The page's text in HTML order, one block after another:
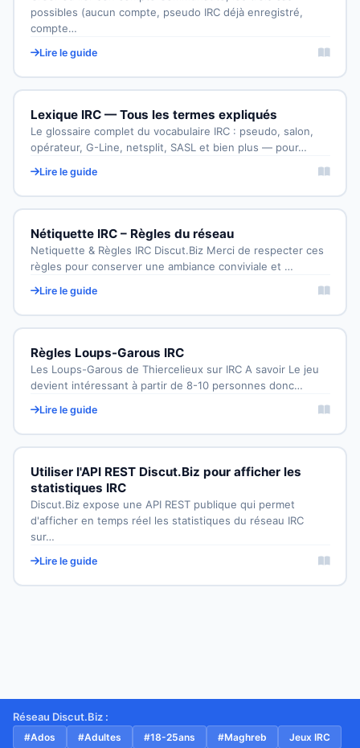
possibles (aucun compte, pseudo IRC déjà enregistré,
compte…
Lire le guide
Lexique IRC — Tous les termes expliqués
Le glossaire complet du vocabulaire IRC : pseudo, salon,
opérateur, G-Line, netsplit, SASL et bien plus — pour…
Lire le guide
Nétiquette IRC – Règles du réseau
Netiquette & Règles IRC Discut.Biz Merci de respecter ces
règles pour conserver une ambiance conviviale et …
Lire le guide
Règles Loups-Garous IRC
Les Loups-Garous de Thiercelieux sur IRC A savoir Le jeu
devient intéressant à partir de 8-10 personnes donc…
Lire le guide
Utiliser l'API REST Discut.Biz pour afficher les
statistiques IRC
Discut.Biz expose une API REST publique qui permet
d'afficher en temps réel les statistiques du réseau IRC
sur…
Lire le guide
Réseau Discut.Biz :
#Ados #Adultes #18-25ans #Maghreb Jeux IRC